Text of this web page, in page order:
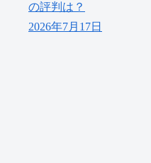
の評判は？
2026年7月17日